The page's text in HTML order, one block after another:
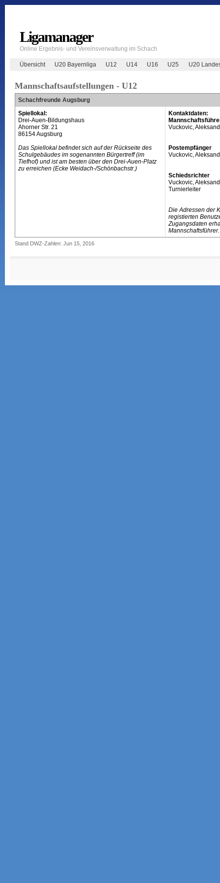
Ligamanager
Online Ergebnis- und Vereinsverwaltung im Schach
Übersicht U20 Bayernliga U12 U14 U16 U25 U20
Mannschaftsaufstellungen - U12
Schachfreunde Augsburg
Spiellokal:
Drei-Auen-Bildungshaus
Ahorner Str. 21
86154 Augsburg
Das Spiellokal befindet sich auf der Rückseite des
Schulgebäudes im sogenannten Bürgertreff (im
Tiefhof) und ist am besten über den Drei-Auen-Platz
zu erreichen (Ecke Weidach-/Schönbachstr.)
Kontaktdaten:
Vuckovic,
Postempfänger
Vuckovic,
Schiedsrichter
Vuckovic,
Turnierleiter
Die Adressen der
registierten
Zugangsdaten
Mannschaftsführer.
Stand DWZ-Zahlen: Jun 15, 2016